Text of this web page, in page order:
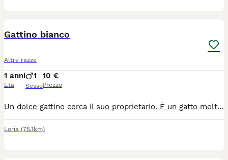
Gattino bianco
Altre razze
1 anni
Età
1
Sesso
10 €
Prezzo
Un dolce gattino cerca il suo proprietario. È un gatto molto educato, coccolone e già sterilizzato.
Loria (75.1km)